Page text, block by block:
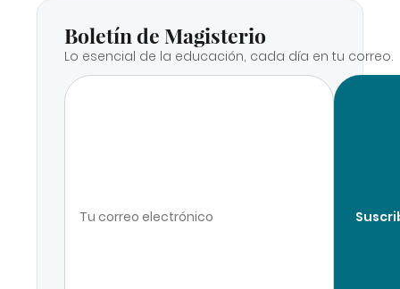
Boletín de Magisterio
Lo esencial de la educación, cada día en tu correo.